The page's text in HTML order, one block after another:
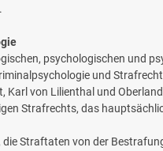
psychologischen und
und
von Lilienthal und
Strafrechts, das
die Straftaten von der